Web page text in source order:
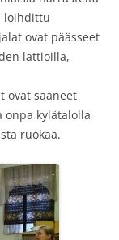
loihdittu
ovat päässeet
lattioilla,
ovat saaneet
onpa kylätalolla
ruokaa.